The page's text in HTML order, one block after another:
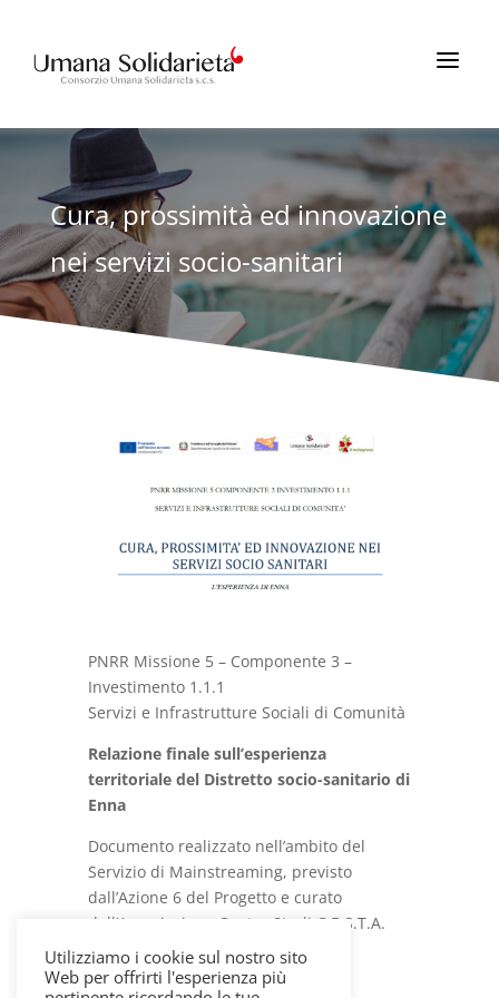
a
Cura, prossimità ed innovazione
nei servizi socio-sanitari
PNRR Missione 5 – Componente 3 –
Investimento 1.1.1
Servizi e Infrastrutture Sociali di Comunità
Relazione finale sull’esperienza
territoriale del Distretto socio-sanitario di
Enna
Documento realizzato nell’ambito del
Servizio di Mainstreaming, previsto
dall’Azione 6 del Progetto e curato
dall’Associazione Centro Studi C.E.S.T.A.
Pubblicazione Enna Download
Utilizziamo i cookie sul nostro sito
Web per offrirti l'esperienza più